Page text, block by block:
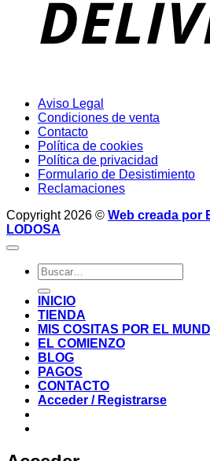
Aviso Legal
Condiciones de venta
Contacto
Política de cookies
Política de privacidad
Formulario de Desistimiento
Reclamaciones
Copyright 2026 © Web creada por
LODOSA
Buscar
por:
INICIO
TIENDA
MIS COSITAS POR EL
EL COMIENZO
BLOG
PAGOS
CONTACTO
Acceder / Registrarse